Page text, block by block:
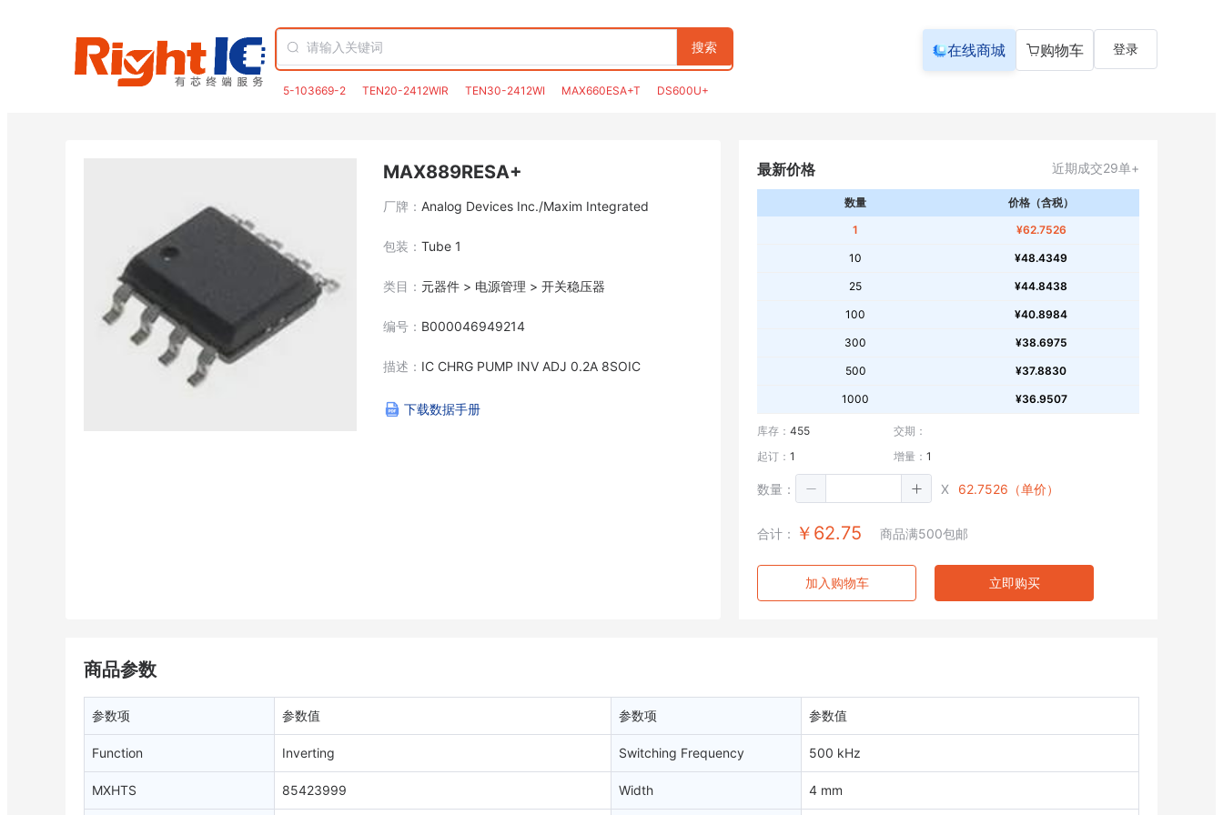
搜索
5-103669-2 TEN20-2412WIR TEN30-2412WI MAX660ESA+T DS600U+
在线商城 购物车 登录
MAX889RESA+
厂牌： Analog Devices Inc./Maxim Integrated
包装： Tube 1
类目： 元器件 > 电源管理 > 开关稳压器
编号： B000046949214
描述： IC CHRG PUMP INV ADJ 0.2A 8SOIC
下载数据手册
最新价格 近期成交29单+
数量
价格（含税）
1
¥62.7526
10 ¥48.4349
25 ¥44.8438
100 ¥40.8984
300 ¥38.6975
500 ¥37.8830
1000 ¥36.9507
库存： 455
交期：
起订： 1 增量： 1
数量： X 62.7526（单价）
合计： ￥62.75 商品满500包邮
加入购物车 立即购买
商品参数
参数项 参数值 参数项 参数值
Function Inverting Switching Frequency 500 kHz
MXHTS 85423999 Width 4 mm